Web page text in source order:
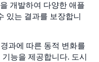
개발하여 다양한 애플
있는 결과를 보장합니
과에 따른 동적 변화를
능을 제공합니다. 도시